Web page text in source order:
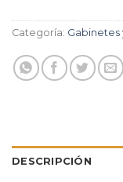
Categoría: Gabinetes
DESCRIPCIÓN